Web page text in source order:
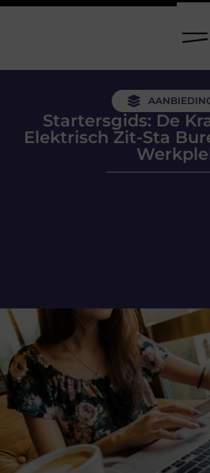
Startersgids: De
Elektrisch Zit-Sta